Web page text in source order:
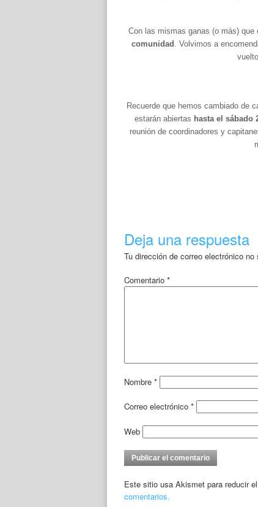
Con las mismas ganas (o más)
comunidad . Volvimos a
Recuerde que hemos cambiado de
estarán abiertas hasta el sábado
reunión de coordinadores y
Deja una respuesta
Tu dirección de correo electrónico no
Comentario *
Nombre *
Correo electrónico *
Web
Este sitio usa Akismet para reducir
comentarios.